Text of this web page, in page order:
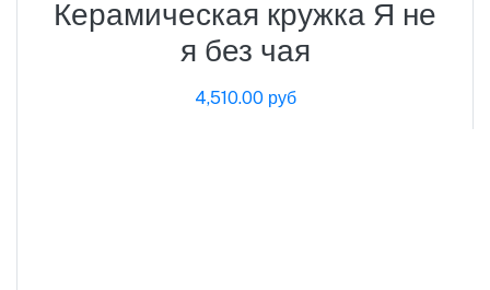
Керамическая кружка Я не
я без чая
4,510.00 руб